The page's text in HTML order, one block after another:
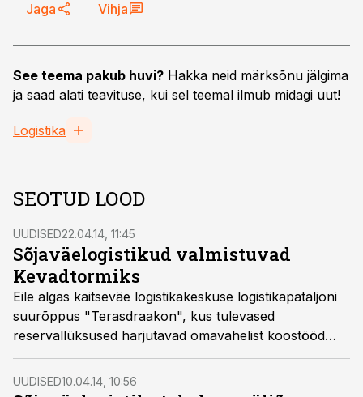
Jaga Vihja
See teema pakub huvi? Hakka neid märksõnu jälgima
ja saad alati teavituse, kui sel teemal ilmub midagi uut!
Logistika
SEOTUD LOOD
UUDISED22.04.14, 11:45
Sõjaväelogistikud valmistuvad
Kevadtormiks
Eile algas kaitseväe logistikakeskuse logistikapataljoni
suurõppus "Terasdraakon", kus tulevased
reservallüksused harjutavad omavahelist koostööd
ning valmistutakse ka kaitseväe suurõppuseks
Kevadtorm.
UUDISED10.04.14, 10:56